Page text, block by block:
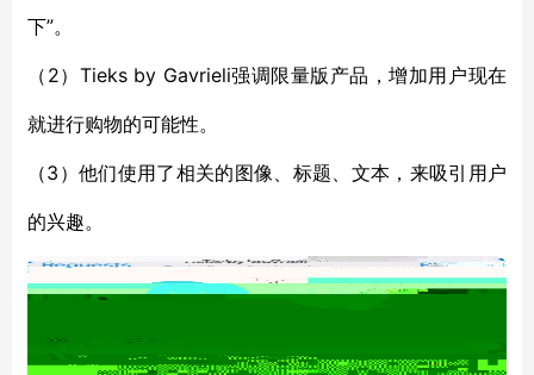
下”。
（ 2）Tieks by Gavrieli强调限量版 产品 ，增加用户现在
就进行购物的可能性。
（3）他们使用 了相关的图像 标题 、文本，来吸引用户
的兴趣。